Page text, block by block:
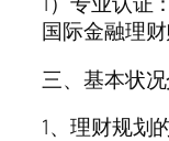
国际金融理财
三、基本状
1、理财规划